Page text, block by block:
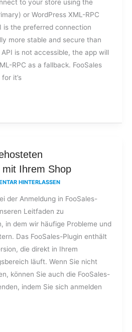
to your store using the
or WordPress XML-RPC
is the preferred connection
more stable and secure than
is not accessible, the app will
RPC as a fallback. FooSales
it’s
Ihrem Shop
HINTERLASSEN
der Anmeldung in FooSales-
Leitfaden zu
in dem wir häufige Probleme und
Das FooSales-Plugin enthält
die direkt in Ihrem
läuft. Wenn Sie nicht
können Sie auch die FooSales-
indem Sie sich anmelden